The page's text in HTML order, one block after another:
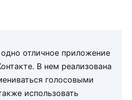
отличное приложение
В нем реализована
голосовыми
использовать